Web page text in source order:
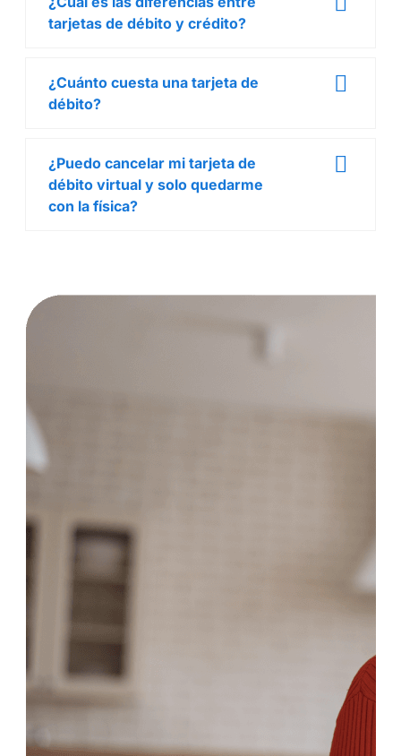
tarjetas de débito y crédito?
¿Cuánto cuesta una tarjeta de
débito?
¿Puedo cancelar mi tarjeta de
débito virtual y solo quedarme
con la física?